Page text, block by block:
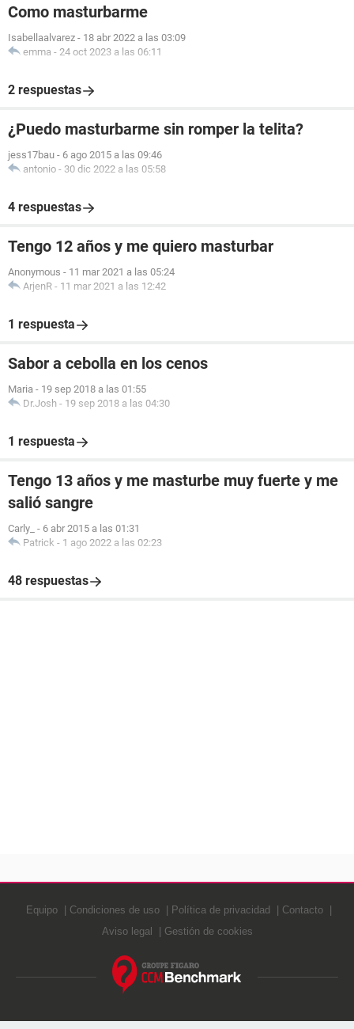
Como masturbarme
Isabellaalvarez - 18 abr 2022 a las 03:09
emma - 24 oct 2023 a las 06:11
2 respuestas
¿Puedo masturbarme sin romper la telita?
jess17bau - 6 ago 2015 a las 09:46
antonio - 30 dic 2022 a las 05:58
4 respuestas
Tengo 12 años y me quiero masturbar
Anonymous - 11 mar 2021 a las 05:24
ArjenR - 11 mar 2021 a las 12:42
1 respuesta
Sabor a cebolla en los cenos
Maria - 19 sep 2018 a las 01:55
Dr.Josh - 19 sep 2018 a las 04:30
1 respuesta
Tengo 13 años y me masturbe muy fuerte y me
salió sangre
Carly_ - 6 abr 2015 a las 01:31
Patrick - 1 ago 2022 a las 02:23
48 respuestas
Equipo Condiciones de uso Política de privacidad
Contacto
Aviso legal
Gestión de cookies